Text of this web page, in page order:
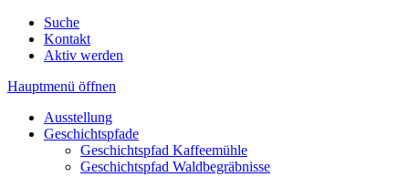
Suche
Kontakt
Aktiv werden
Hauptmenü öffnen
Ausstellung
Geschichtspfade
Geschichtspfad Kaffeemühle
Geschichtspfad Waldbegräbnisse